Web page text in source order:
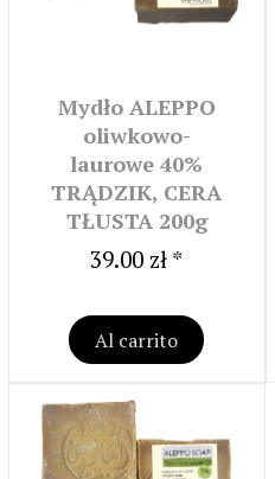
Mydło ALEPPO
oliwkowo-
laurowe 40%
TRĄDZIK, CERA
TŁUSTA 200g
39.00 zł *
Al carrito